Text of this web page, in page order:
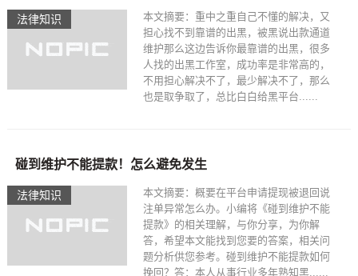
法律知识
本文摘要：重中之重自己不懂的解决，又
担心找不到靠谱的出黑，被黑说出款通道
维护那么这边告诉你最靠谱的出黑，很多
人找的出黑工作室，成功率是非常高的，
不用担心解决不了，最少解决不了，那么
也是取争取了，总比白白给黑平台......
法律知识
碰到维护不能提款！怎么避免发生
本文摘要：概要在平台申请提现被退回说
注单异常怎么办。小编将《碰到维护不能
提款》的相关理解，与你分享，为你解
答，希望本文能找到您要的答案，相关问
题分析供您参考。碰到维护不能提款如何
挽回？答：本人从事行业多年熟知黑......